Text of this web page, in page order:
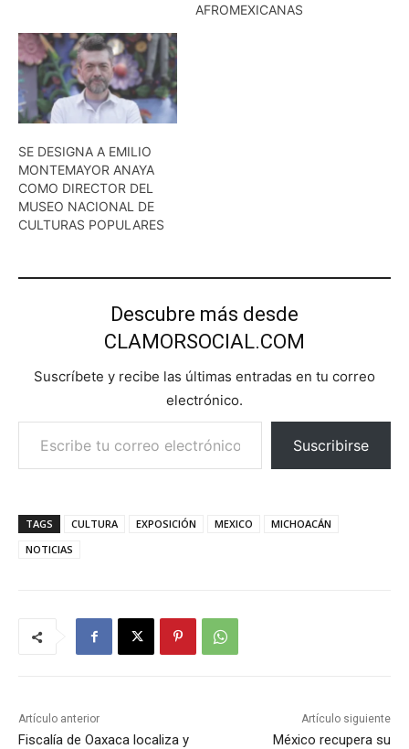
AFROMEXICANAS
SE DESIGNA A EMILIO
MONTEMAYOR ANAYA
COMO DIRECTOR DEL
MUSEO NACIONAL DE
CULTURAS POPULARES
Descubre más desde
CLAMORSOCIAL.COM
Suscríbete y recibe las últimas entradas en tu correo
electrónico.
Escribe tu correo electrónico…
Suscribirse
TAGS CULTURA EXPOSICIÓN MEXICO
MICHOACÁN
NOTICIAS
Artículo anterior
Fiscalía de Oaxaca localiza y
Artículo siguiente
México recupera su